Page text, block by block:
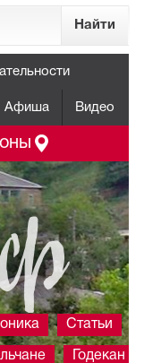
Афиша Видео
Статьи
Годекан